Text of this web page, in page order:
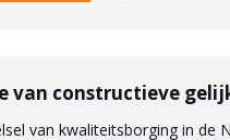
van constructieve
van kwaliteitsborging in de